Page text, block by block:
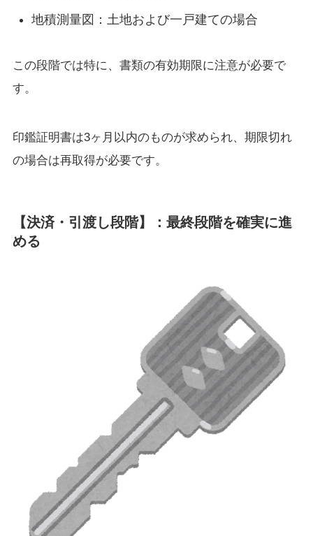
地積測量図：土地および一戸建ての場合
この段階では特に、書類の有効期限に注意が必要で
す。
印鑑証明書は3ヶ月以内のものが求められ、期限切れ
の場合は再取得が必要です。
【決済・引渡し段階】：最終段階を確実に進
める